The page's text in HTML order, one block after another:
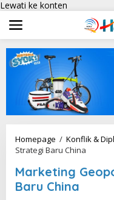
Lewati ke konten
Homepage / Konflik &
Strategi Baru China
Marketing
Baru China